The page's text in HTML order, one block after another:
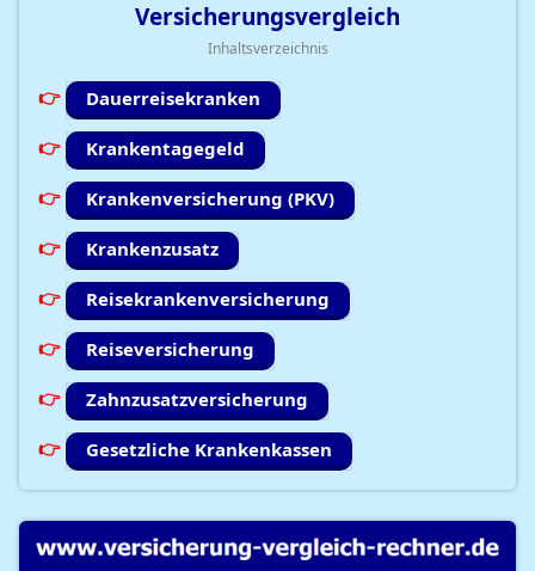
Versicherungsvergleich
Inhaltsverzeichnis
Dauerreisekranken
Krankentagegeld
Krankenversicherung (PKV)
Krankenzusatz
Reisekrankenversicherung
Reiseversicherung
Zahnzusatzversicherung
Gesetzliche Krankenkassen